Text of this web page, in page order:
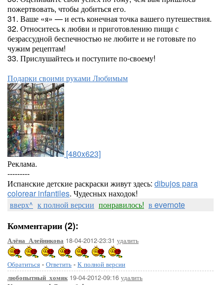
пожертвовать, чтобы добиться его.
31. Ваше «я» — и есть конечная точка вашего путешествия.
32. Относитесь к любви и приготовлению пищи с
безрассудной беспечностью не любите и не готовьте по
чужим рецептам!
33. Прислушайтесь и поступите по-своему!
Подарки своими руками Любимым
[480x623]
Реклама.
---------
Испанские детские раскраски живут здесь: dibujos para
colorear infantiles. Чудесных находок!
вверх^ к полной версии понравилось! в evernote
Комментарии (2):
Алёна_Алейникова 18-04-2012-23:31 удалить
Обратиться - Ответить - К полной версии
любопытный_хомяк19-04-2012-09:16 удалить